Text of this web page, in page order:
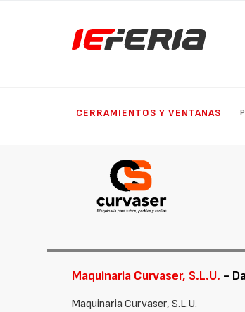
CERRAMIENTOS Y VENTANAS
Maquinaria Curvaser, S.L.U. -
Maquinaria Curvaser, S.L.U.